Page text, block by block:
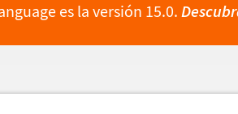
es la versión 15.0.